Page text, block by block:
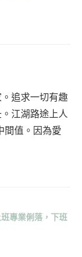
追求一切有趣
江湖路途上人
間值。因為愛
專業俐落，下班